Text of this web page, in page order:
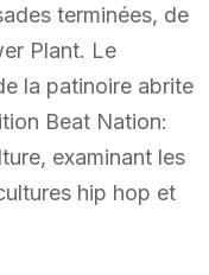
terminées, de
Plant. Le
la patinoire abrite
Beat Nation:
examinant les
hip hop et